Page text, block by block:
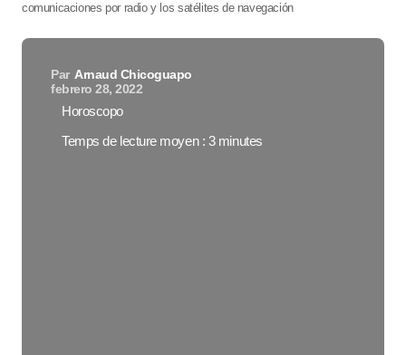
comunicaciones por radio y los satélites de navegación
Par Arnaud Chicoguapo
febrero 28, 2022
Horoscopo
Temps de lecture moyen : 3 minutes